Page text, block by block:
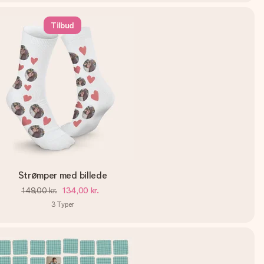
Tilbud
Strømper med billede
149,00 kr. 134,00 kr.
3 Typer